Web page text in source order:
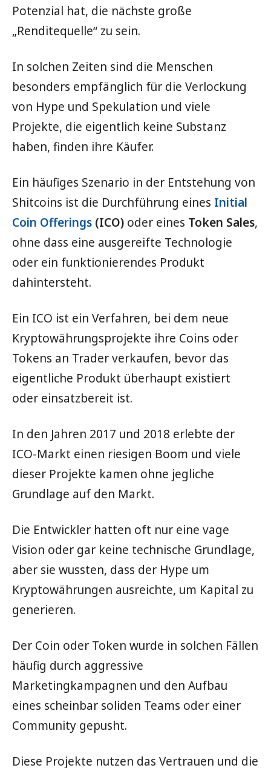
Potenzial hat, die nächste große
„Renditequelle“ zu sein.
In solchen Zeiten sind die Menschen
besonders empfänglich für die Verlockung
von Hype und Spekulation und viele
Projekte, die eigentlich keine Substanz
haben, finden ihre Käufer.
Ein häufiges Szenario in der Entstehung von
Shitcoins ist die Durchführung eines Initial
Coin Offerings (ICO) oder eines Token Sales,
ohne dass eine ausgereifte Technologie
oder ein funktionierendes Produkt
dahintersteht.
Ein ICO ist ein Verfahren, bei dem neue
Kryptowährungsprojekte ihre Coins oder
Tokens an Trader verkaufen, bevor das
eigentliche Produkt überhaupt existiert
oder einsatzbereit ist.
In den Jahren 2017 und 2018 erlebte der
ICO-Markt einen riesigen Boom und viele
dieser Projekte kamen ohne jegliche
Grundlage auf den Markt.
Die Entwickler hatten oft nur eine vage
Vision oder gar keine technische Grundlage,
aber sie wussten, dass der Hype um
Kryptowährungen ausreichte, um Kapital zu
generieren.
Der Coin oder Token wurde in solchen Fällen
häufig durch aggressive
Marketingkampagnen und den Aufbau
eines scheinbar soliden Teams oder einer
Community gepusht.
Diese Projekte nutzen das Vertrauen und die